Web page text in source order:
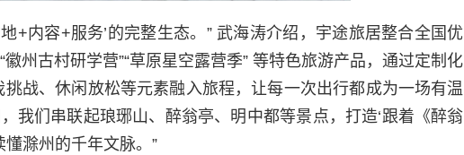
+内容+服务’的完整生态。” 武海涛介绍，宇途旅居整合全国优
州古村研学营”“草原星空露营季” 等特色旅游产品，通过定制化
战、休闲放松等元素融入旅程，让每一次出行都成为一场有温
我们串联起琅琊山、醉翁亭、明中都等景点，打造‘跟着《醉翁
滁州的千年文脉。”